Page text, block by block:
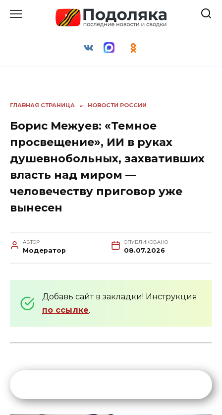
ГЛАВНАЯ СТРАНИЦА » НОВОСТИ РОССИИ
Борис Межуев: «Темное
просвещение», ИИ в руках
душевнобольных, захвативших
власть над миром —
человечеству приговор уже
вынесен
АВТОР
Модератор
ОПУБЛИКОВАНО
08.07.2026
Добавь сайт в закладки! Инструкция
по ссылке.